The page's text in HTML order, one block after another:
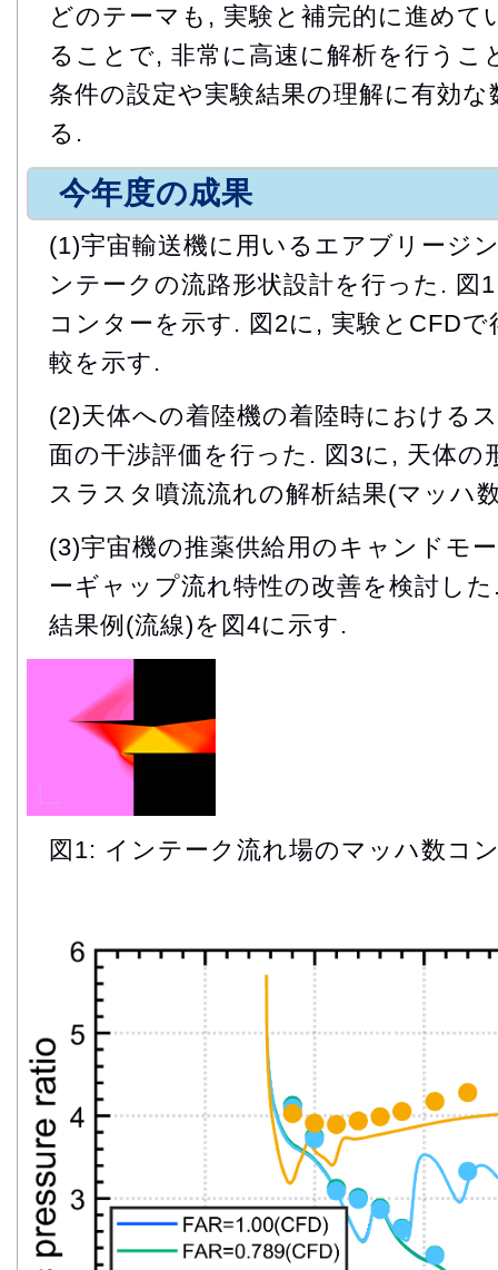
どのテーマも, 実験と補完的に進めて
ることで, 非常に高速に解析を行うこ
条件の設定や実験結果の理解に有効
る.
今年度の成果
(1)宇宙輸送機に用いるエアブリージ
ンテークの流路形状設計を行った. 図
コンターを示す. 図2に, 実験とCFD
較を示す.
(2)天体への着陸機の着陸時における
面の干渉評価を行った. 図3に, 天体の
スラスタ噴流流れの解析結果(マッハ
(3)宇宙機の推薬供給用のキャンドモ
ーギャップ流れ特性の改善を検討し
結果例(流線)を図4に示す.
図1: インテーク流れ場のマッハ数コ